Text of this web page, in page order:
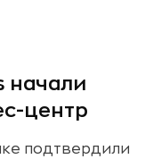
начали
центр
подтвердили